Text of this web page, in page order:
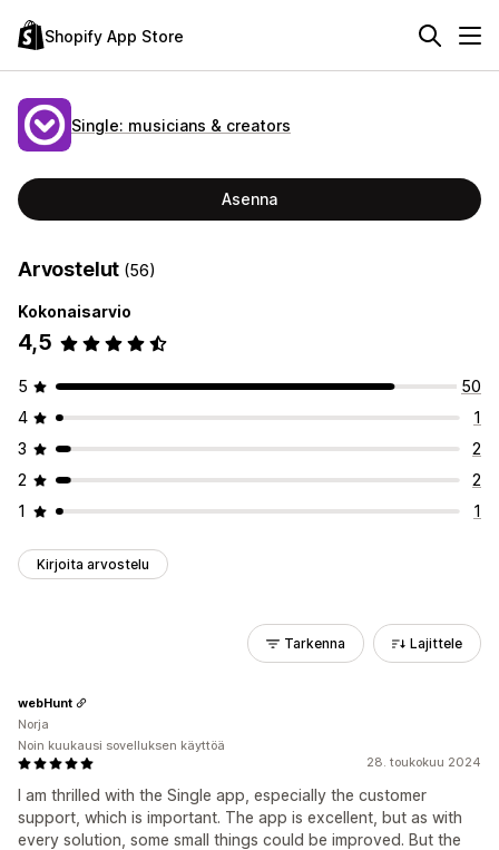
Shopify App Store
Single: musicians & creators
Asenna
Arvostelut (56)
Kokonaisarvio
4,5
5
50
4
1
3
2
2
2
1
1
Kirjoita arvostelu
Tarkenna Lajittele
28. toukokuu 2024
I am thrilled with the Single app, especially the customer
support, which is important. The app is excellent, but as with
every solution, some small things could be improved. But the
webHunt
Norja
Noin kuukausi sovelluksen käyttöä